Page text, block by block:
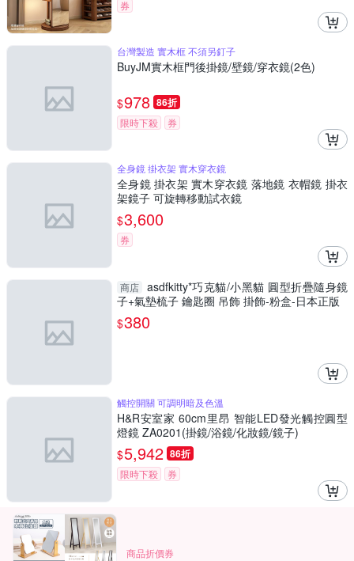
券
台灣製造 實木框 不須另釘子
BuyJM實木框門後掛鏡/壁鏡/穿衣鏡(2色)
$978 86折
限時下殺 券
全身鏡 掛衣架 實木穿衣鏡
全身鏡 掛衣架 實木穿衣鏡 落地鏡 衣帽鏡 掛衣
架鏡子 可旋轉移動試衣鏡
$3,600
券
商店 asdfkitty*巧克貓/小黑貓 圓型折疊隨身鏡
子+氣墊梳子 鑰匙圈 吊飾 掛飾-粉盒-日本正版
$380
觸控開關 可調明暗及色溫
H&R安室家 60cm里昂 智能LED發光觸控圓型
燈鏡 ZA0201(掛鏡/浴鏡/化妝鏡/鏡子)
$5,942 86折
限時下殺 券
商品折價券